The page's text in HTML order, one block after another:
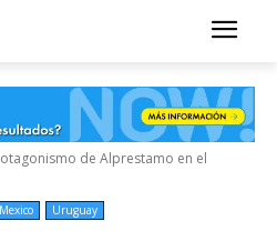
de Alprestamo en el
Mexico Uruguay